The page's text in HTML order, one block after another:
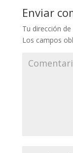
Enviar
Tu dirección
Los campos